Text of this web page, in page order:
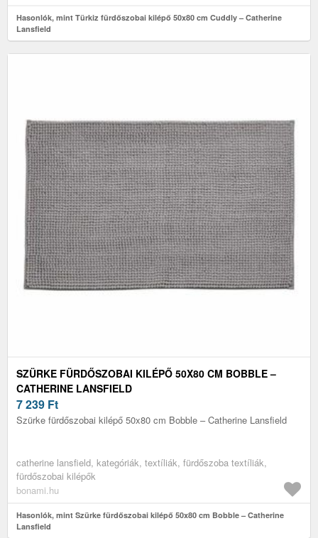
Hasonlók, mint Türkiz fürdőszobai kilépő 50x80 cm Cuddly – Catherine
Lansfield
SZÜRKE FÜRDŐSZOBAI KILÉPŐ 50X80 CM BOBBLE –
CATHERINE LANSFIELD
7 239 Ft
Szürke fürdőszobai kilépő 50x80 cm Bobble – Catherine Lansfield
catherine lansfield, kategóriák, textíliák, fürdőszoba textíliák,
fürdőszobai kilépők
bonami.hu
Hasonlók, mint Szürke fürdőszobai kilépő 50x80 cm Bobble – Catherine
Lansfield